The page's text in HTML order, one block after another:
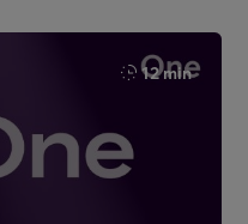
12 min